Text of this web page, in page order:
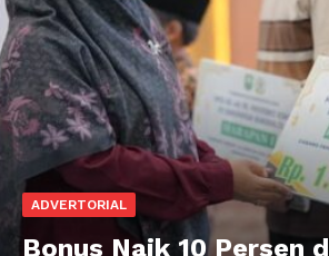
ADVERTORIAL
Bonus Naik 10 Persen